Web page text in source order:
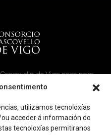
utilizamos tecnoloxías
acceder á información do
tecnoloxías permitiranos
de Vigo nace para
creando un ambicioso
Contacto